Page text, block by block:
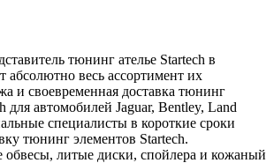
тюнинг ателье Startech в
абсолютно весь ассортимент их
и своевременная доставка тюнинг
для автомобилей Jaguar, Bentley, Land
специалисты в короткие сроки
тюнинг элементов Startech.
обвесы, литые диски, спойлера и кожаный